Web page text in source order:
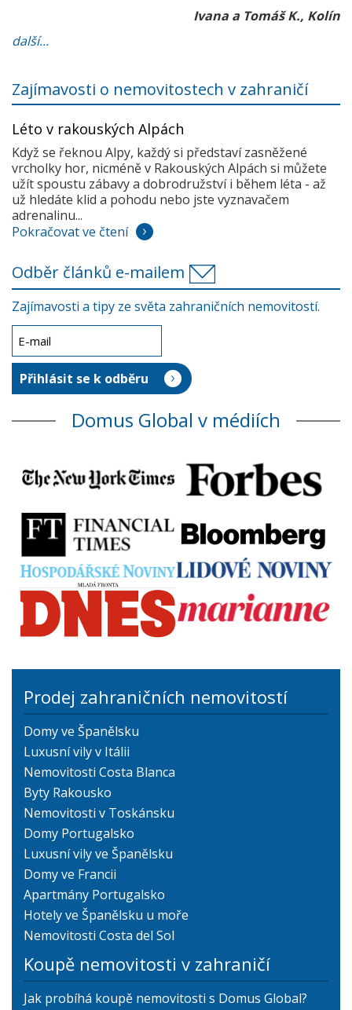
Ivana a Tomáš K., Kolín
další...
Zajímavosti o nemovitostech v zahraničí
Léto v rakouských Alpách
Když se řeknou Alpy, každý si představí zasněžené
vrcholky hor, nicméně v Rakouských Alpách si můžete
užít spoustu zábavy a dobrodružství i během léta - až
už hledáte klid a pohodu nebo jste vyznavačem
adrenalinu...
Pokračovat ve čtení
Odběr článků e-mailem
Zajímavosti a tipy ze světa zahraničních nemovitostí.
Domus Global v médiích
Prodej zahraničních nemovitostí
Domy ve Španělsku
Luxusní vily v Itálii
Nemovitosti Costa Blanca
Byty Rakousko
Nemovitosti v Toskánsku
Domy Portugalsko
Luxusní vily ve Španělsku
Domy ve Francii
Apartmány Portugalsko
Hotely ve Španělsku u moře
Nemovitosti Costa del Sol
Koupě nemovitosti v zahraničí
Jak probíhá koupě nemovitosti s Domus Global?